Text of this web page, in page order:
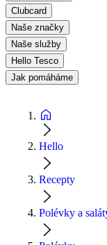
Clubcard
Naše značky
Naše služby
Hello Tesco
Jak pomáháme
Hello
Recepty
Polévky a